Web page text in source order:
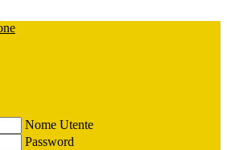
Nome Utente
Password